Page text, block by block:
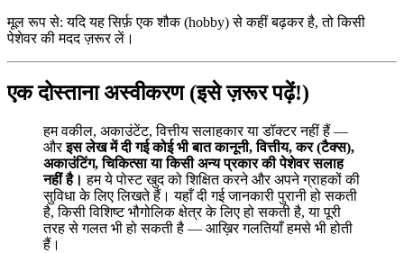
मूल रूप से: यदि यह सिर्फ़ एक शौक (hobby) से कहीं बढ़कर है, तो किसी
पेशेवर की मदद ज़रूर लें।
एक दोस्ताना अस्वीकरण (इसे ज़रूर पढ़ें!)
हम वकील, अकाउंटेंट, वित्तीय सलाहकार या डॉक्टर नहीं हैं —
औरइस लेख में दी गई कोई भी बात कानूनी, वित्तीय, कर (टैक्स),
अकाउंटिंग, चिकित्सा या किसी अन्य प्रकार की पेशेवर सलाह
नहीं है। हम ये पोस्ट खुद को शिक्षित करने और अपने ग्राहकों की
सुविधा के लिए लिखते हैं। यहाँ दी गई जानकारी पुरानी हो सकती
है, किसी विशिष्ट भौगोलिक क्षेत्र के लिए हो सकती है, या पूरी
तरह से गलत भी हो सकती है — आख़िर गलतियाँ हमसे भी होती
हैं।